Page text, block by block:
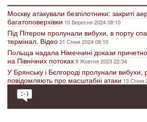
Москву атакували безпілотники: закриті
багатоповерхівки 10 Вересня 2024 08:10
Під Пітером пролунали вибухи, в порту
термінал. Відео21 Січня 2024 08:10
Польща надала Німеччині докази
на Північних потоках9 Жовтня 2023 22:34
У Брянську і Бєлгороді пролунали вибухи,
повідомляють про масштабні атаки 13 Січня